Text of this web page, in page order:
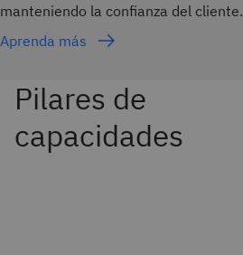
manteniendo la confianza del cliente.
Aprenda más